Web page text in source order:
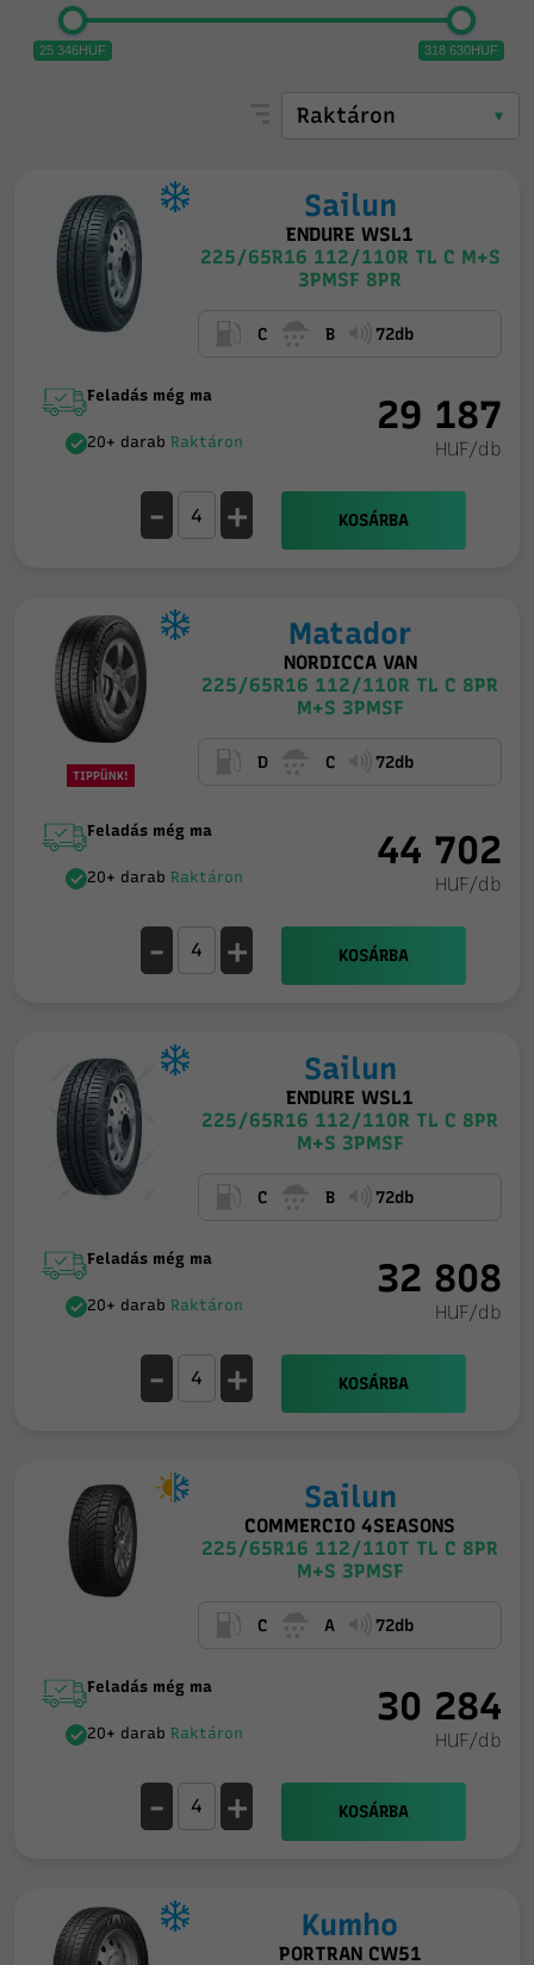
25 346HUF 318 630HUF
Sailun
ENDURE WSL1
225/65R16 112/110R TL C M+S
3PMSF 8PR
C B 72db
Feladás még ma
20+ darabRaktáron
29 187
HUF/db
- + KOSÁRBA
TIPPÜNK!
Matador
NORDICCA VAN
225/65R16 112/110R TL C 8PR
M+S 3PMSF
D C 72db
Feladás még ma
20+ darabRaktáron
44 702
HUF/db
- + KOSÁRBA
Sailun
ENDURE WSL1
225/65R16 112/110R TL C 8PR
M+S 3PMSF
C B 72db
Feladás még ma
20+ darabRaktáron
32 808
HUF/db
- + KOSÁRBA
Sailun
COMMERCIO 4SEASONS
225/65R16 112/110T TL C 8PR
M+S 3PMSF
C A 72db
Feladás még ma
20+ darabRaktáron
30 284
HUF/db
- + KOSÁRBA
Kumho
PORTRAN CW51